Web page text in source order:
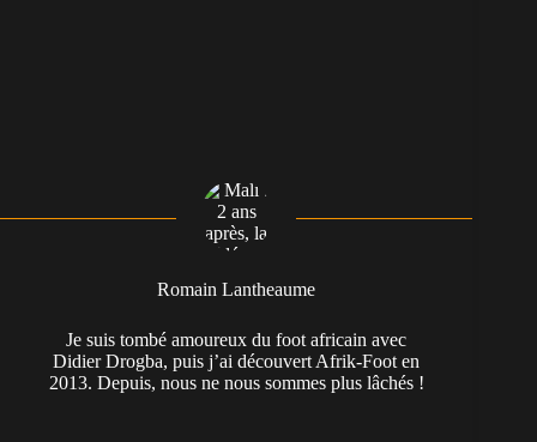
Romain Lantheaume
Je suis tombé amoureux du foot africain avec
Didier Drogba, puis j’ai découvert Afrik-Foot en
2013. Depuis, nous ne nous sommes plus lâchés !